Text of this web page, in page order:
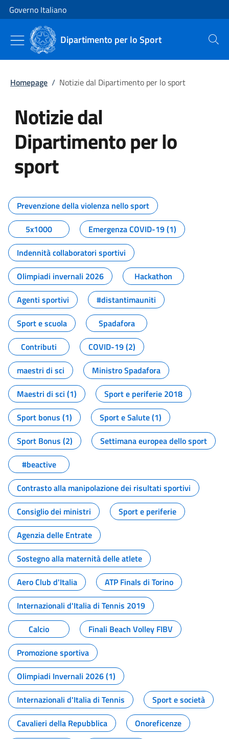
Vai al contenuto
Vai alla navigazione del sito
Governo Italiano
Dipartimento per lo Sport Cerca
Homepage / Notizie dal Dipartimento per lo sport
Notizie dal
Dipartimento per lo
sport
Tutti i contenuti della pagina
Prevenzione della violenza nello sport
5x1000
Emergenza COVID-19 (1)
Indennità collaboratori sportivi
Olimpiadi invernali 2026
Hackathon
Agenti sportivi
#distantimauniti
Sport e scuola
Spadafora
Contributi
COVID-19 (2)
maestri di sci
Ministro Spadafora
Maestri di sci (1)
Sport e periferie 2018
Sport bonus (1)
Sport e Salute (1)
Sport Bonus (2)
Settimana europea dello sport
#beactive
Contrasto alla manipolazione dei risultati sportivi
Consiglio dei ministri
Sport e periferie
Agenzia delle Entrate
Sostegno alla maternità delle atlete
Aero Club d'Italia
ATP Finals di Torino
Internazionali d'Italia di Tennis 2019
Calcio
Finali Beach Volley FIBV
Promozione sportiva
Olimpiadi Invernali 2026 (1)
Internazionali d'Italia di Tennis
Sport e società
Cavalieri della Repubblica
Onoreficenze